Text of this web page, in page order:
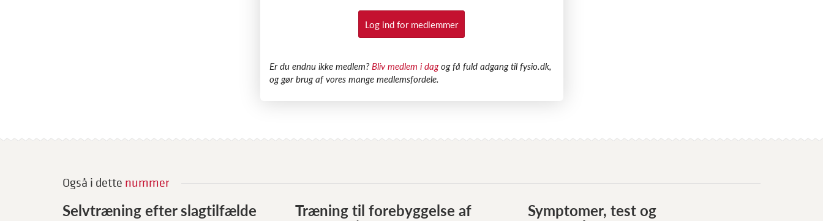
Log ind for medlemmer
​Er du endnu ikke medlem? Bliv medlem i dagog få fuld adgang til fysio.dk,
og gør brug af vores mange medlemsfordele.
Også i dette nummer
Selvtræning efter slagtilfælde Træning til forebyggelse af Symptomer, test og